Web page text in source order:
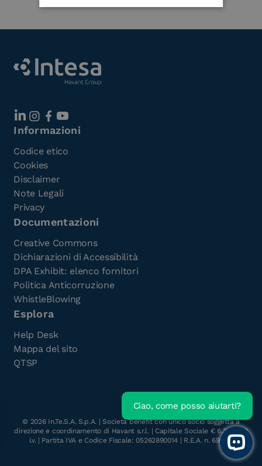
l'e-Book gratuito
Informazioni
Codice etico
Cookies
Disclaimer
Note Legali
Privacy
Documentazioni
Creative Commons
Dichiarazioni di Accessibilità
DPA Exhibit: elenco fornitori
Politica Anticorruzione
WhistleBlowing
Esplora
Help Desk
Mappa del sito
QTSP
© 2026In.Te.S.A. S.p.A. | Società benefit con unico socio soggetta a
direzione e coordinamento di Havant s.r.l. | Capitale Sociale € 6.300.000
i.v. | Partita IVA e Codice Fiscale: 05262890014 | R.E.A. n. 696117
Open
Ciao, come posso aiutarti?